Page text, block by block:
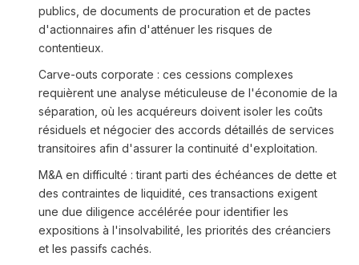
publics, de documents de procuration et de pactes
d'actionnaires afin d'atténuer les risques de
contentieux.
Carve-outs corporate : ces cessions complexes
requièrent une analyse méticuleuse de l'économie de la
séparation, où les acquéreurs doivent isoler les coûts
résiduels et négocier des accords détaillés de services
transitoires afin d'assurer la continuité d'exploitation.
M&A en difficulté : tirant parti des échéances de dette et
des contraintes de liquidité, ces transactions exigent
une due diligence accélérée pour identifier les
expositions à l'insolvabilité, les priorités des créanciers
et les passifs cachés.